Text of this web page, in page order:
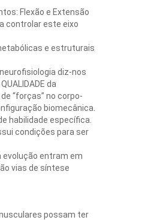
Flexão e Extensão
controlar este eixo
e estruturais
diz-nos
da
“forças” no corpo-
biomecânica.
habilidade específica.
condições para ser
entram em
vias de síntese
possam ter